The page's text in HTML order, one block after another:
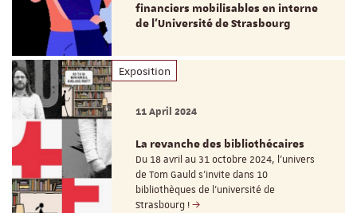
financiers mobilisables en interne
de l'Université de Strasbourg
Exposition
11 April 2024
La revanche des bibliothécaires
Du 18 avril au 31 octobre 2024, l'univers
de Tom Gauld s'invite dans 10
bibliothèques de l'université de
Strasbourg !